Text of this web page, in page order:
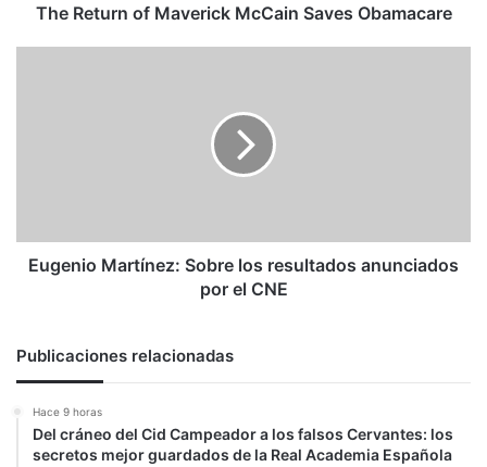
The Return of Maverick McCain Saves Obamacare
CNE
Eugenio Martínez: Sobre los resultados anunciados
por el CNE
Publicaciones relacionadas
Hace 9 horas
Del cráneo del Cid Campeador a los falsos Cervantes: los
secretos mejor guardados de la Real Academia Española